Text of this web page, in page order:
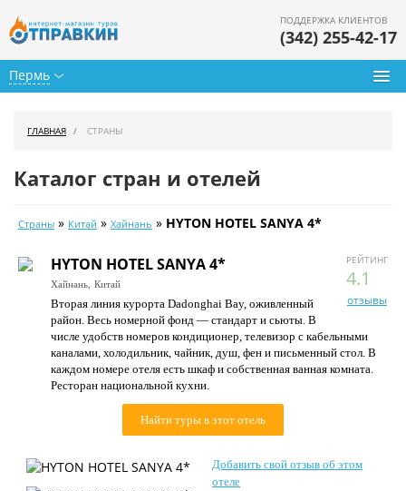
Пермь
ПОДДЕРЖКА КЛИЕНТОВ
(342) 255-42-17
Календарь туров
Цены дня
Страны
Как купить
О нас
ГЛАВНАЯ СТРАНЫ
Каталог стран и отелей
Страны » Китай » Хайнань » HYTON HOTEL SANYA 4*
РЕЙТИНГ
4.1
отзывы
HYTON HOTEL SANYA 4*
Хайнань, Китай
Вторая линия курорта Dadonghai Bay, оживленный
район. Весь номерной фонд — стандарт и сьюты. В
числе удобств номеров кондиционер, телевизор с кабельными
каналами, холодильник, чайник, душ, фен и письменный стол. В
каждом номере отеля есть шкаф и собственная ванная комната.
Ресторан национальной кухни.
Найти туры в этот отель
Добавить свой отзыв об этом
отеле